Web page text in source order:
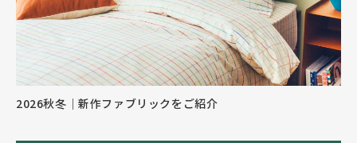
2026秋冬｜新作ファブリックをご紹介